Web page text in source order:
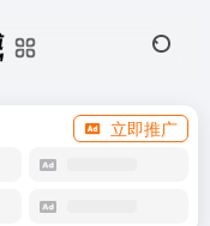
立即推广